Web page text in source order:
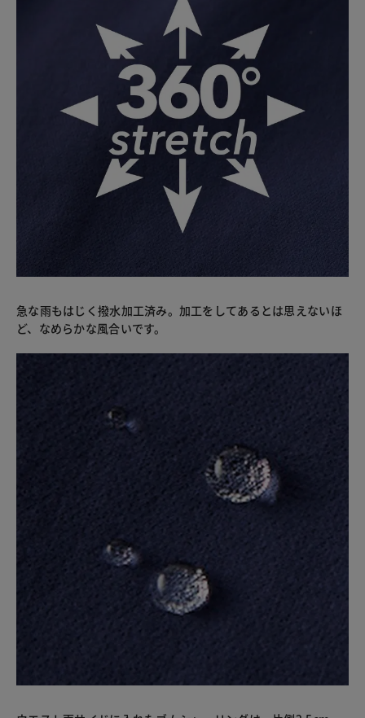
急な雨もはじく撥水加工済み。加工をしてあるとは思えないほ
ど、なめらかな風合いです。